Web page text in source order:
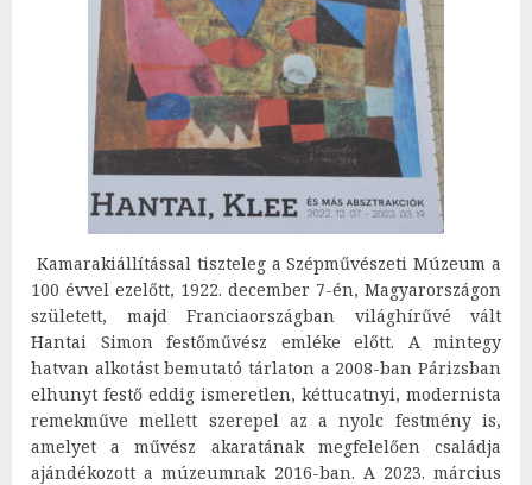
Kamarakiállítással tiszteleg a Szépművészeti Múzeum a
100 évvel ezelőtt, 1922. december 7-én, Magyarországon
született, majd Franciaországban világhírűvé vált
Hantai Simon festőművész emléke előtt. A mintegy
hatvan alkotást bemutató tárlaton a 2008-ban Párizsban
elhunyt festő eddig ismeretlen, kéttucatnyi, modernista
remekműve mellett szerepel az a nyolc festmény is,
amelyet a művész akaratának megfelelően családja
ajándékozott a múzeumnak 2016-ban. A 2023. március